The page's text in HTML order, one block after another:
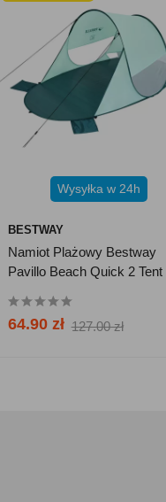
Wysyłka w 24h
BESTWAY
Namiot Plażowy Bestway
Pavillo Beach Quick 2 Tent
64.90 zł 127.00 zł